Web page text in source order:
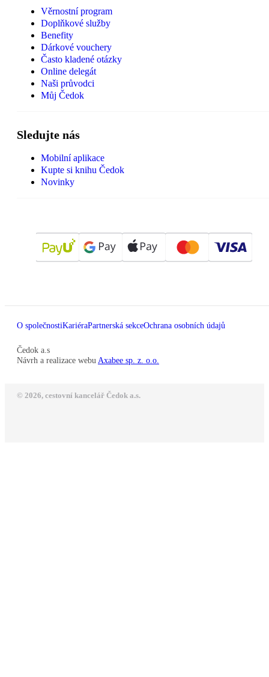
Věrnostní program
Doplňkové služby
Benefity
Dárkové vouchery
Často kladené otázky
Online delegát
Naši průvodci
Můj Čedok
Sledujte nás
Mobilní aplikace
Kupte si knihu Čedok
Novinky
O společnostiKariéraPartnerská sekceOchrana osobních údajů
Čedok a.s
Návrh a realizace webu Axabee sp. z. o.o.
© 2026, cestovní kancelář Čedok a.s.